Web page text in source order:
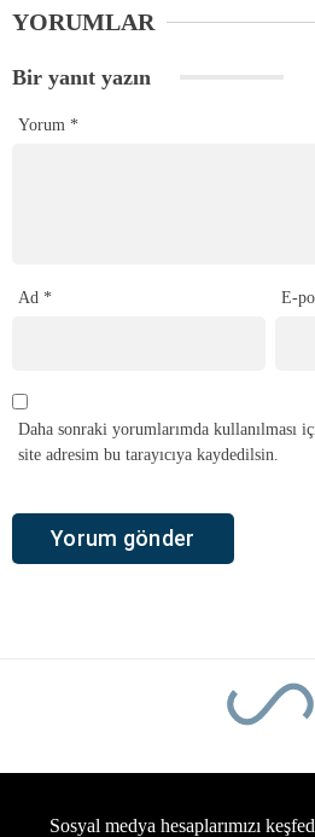
YORUMLAR
Bir yanıt yazın
Yorum *
Ad * E-
Daha sonraki yorumlarımda kullanılması
site adresim bu tarayıcıya kaydedilsin.
Sosyal medya hesaplarımızı